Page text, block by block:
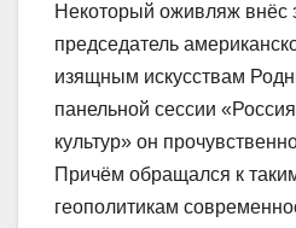
Некоторый оживляж внёс
председатель
изящным искусствам
панельной сессии
культур» он
Причём обращался к
геополитикам